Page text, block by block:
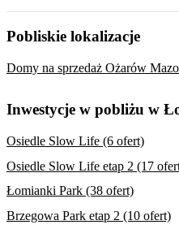
Pobliskie lokalizacje
Domy na sprzedaż Ożarów
Inwestycje w pobliżu w
Osiedle Slow Life (6 ofert)
Osiedle Slow Life etap 2 (17
Łomianki Park (38 ofert)
Brzegowa Park etap 2 (10 ofert)